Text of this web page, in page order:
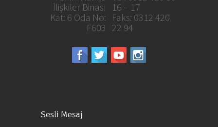
16 – 17
Faks: 0312 420
22 94
İlişkiler Binası
Kat: 6 Oda No:
F603
Sesli Mesaj